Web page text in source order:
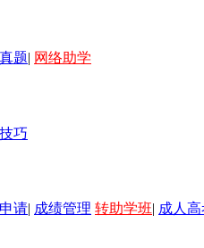
题| 网络助学
巧
请| 成绩管理 转助学班| 成人